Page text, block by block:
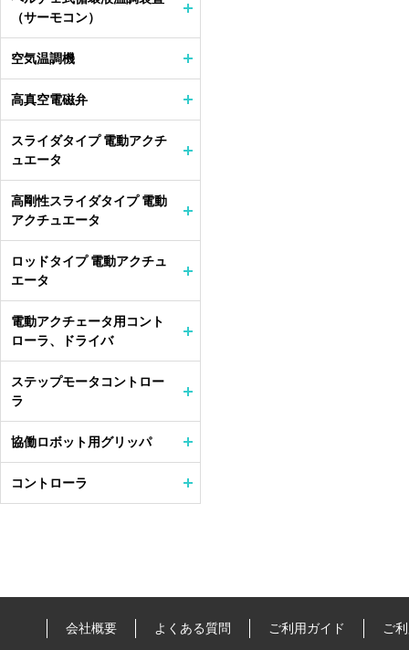
（サーモコン）
空気温調機
高真空電磁弁
スライダタイプ 電動アクチ
ュエータ
高剛性スライダタイプ 電動
アクチュエータ
ロッドタイプ 電動アクチュ
エータ
電動アクチェータ用コント
ローラ、ドライバ
ステップモータコントロー
ラ
協働ロボット用グリッパ
コントローラ
会社概要 よくある質問 ご利用ガイド ご